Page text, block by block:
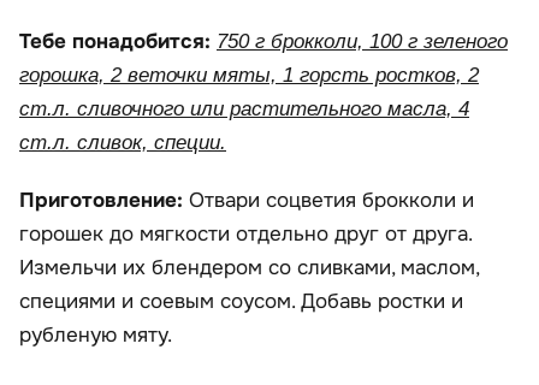
Тебе понадобится: 750 г брокколи, 100 г зеленого
горошка, 2 веточки мяты, 1 горсть ростков, 2
ст.л. сливочного или растительного масла, 4
ст.л. сливок, специи.
Приготовление: Отвари соцветия брокколи и
горошек до мягкости отдельно друг от друга.
Измельчи их блендером со сливками, маслом,
специями и соевым соусом. Добавь ростки и
рубленую мяту.